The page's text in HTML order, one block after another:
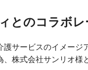
とのコラボレ
サービスのイメージ
株式会社サンリオ様